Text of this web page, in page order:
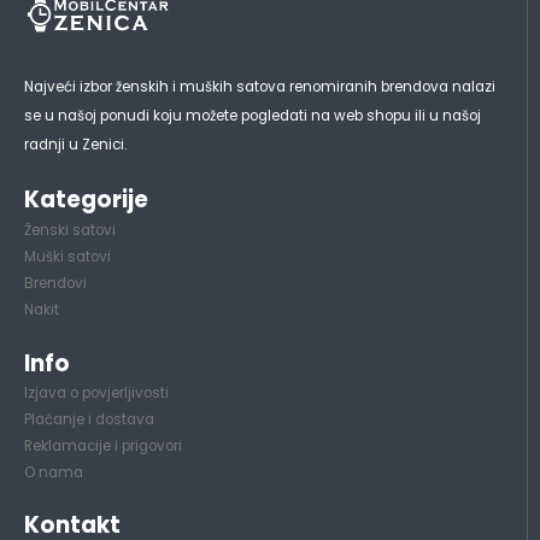
Najveći izbor ženskih i muških satova renomiranih brendova nalazi
se u našoj ponudi koju možete pogledati na web shopu ili u našoj
radnji u Zenici.
Kategorije
Ženski satovi
Muški satovi
Brendovi
Nakit
Info
Izjava o povjerljivosti
Plaćanje i dostava
Reklamacije i prigovori
O nama
Kontakt